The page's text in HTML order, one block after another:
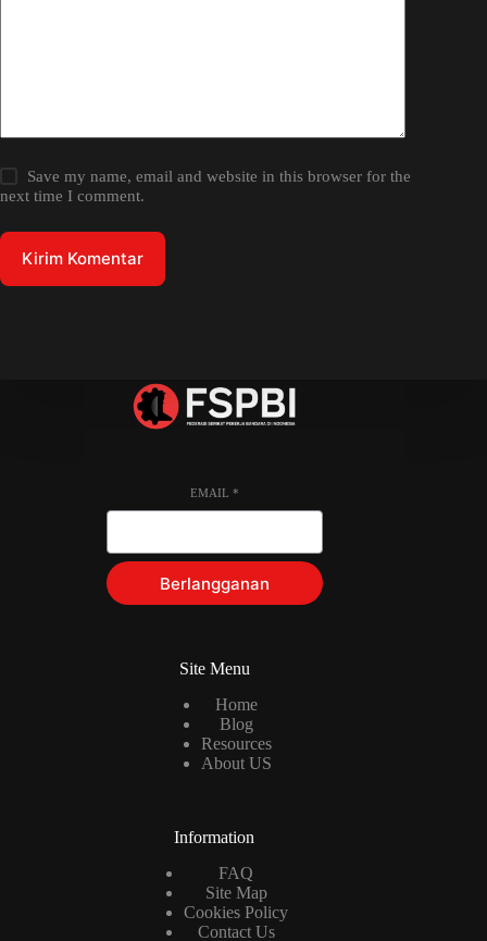
Save my name, email and website in this browser for the
next time I comment.
Kirim Komentar
EMAIL *
Berlangganan
Site Menu
Home
Blog
Resources
About US
Information
FAQ
Site Map
Cookies Policy
Contact Us